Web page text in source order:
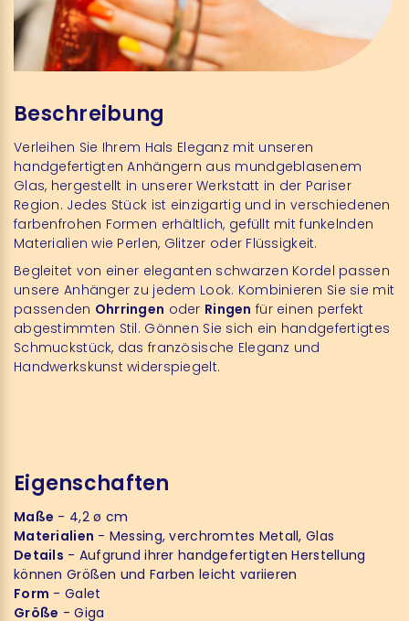
Beschreibung
Verleihen Sie Ihrem Hals Eleganz mit unseren
handgefertigten Anhängern aus mundgeblasenem
Glas, hergestellt in unserer Werkstatt in der Pariser
Region. Jedes Stück ist einzigartig und in verschiedenen
farbenfrohen Formen erhältlich, gefüllt mit funkelnden
Materialien wie Perlen, Glitzer oder Flüssigkeit.
Begleitet von einer eleganten schwarzen Kordel passen
unsere Anhänger zu jedem Look. Kombinieren Sie sie mit
passenden Ohrringen oder Ringen für einen perfekt
abgestimmten Stil. Gönnen Sie sich ein handgefertigtes
Schmuckstück, das französische Eleganz und
Handwerkskunst widerspiegelt.
Eigenschaften
Maße - 4,2 ø cm
Materialien - Messing, verchromtes Metall, Glas
Details - Aufgrund ihrer handgefertigten Herstellung
können Größen und Farben leicht variieren
Form - Galet
Größe - Giga